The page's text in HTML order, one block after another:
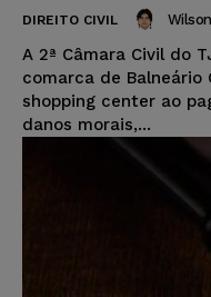
DIREITO CIVIL
A 2ª Câmara Civil do
comarca de Balneário
shopping center ao
danos morais,...